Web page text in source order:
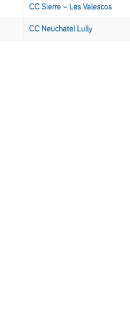
CC Sierre – Les Valescos
CC Neuchatel Lully